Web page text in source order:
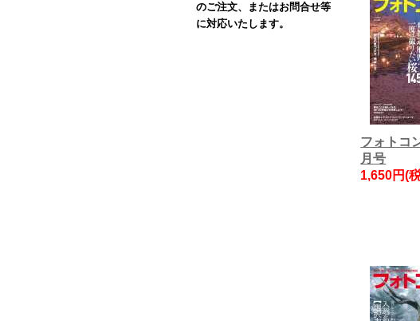
のご注文、またはお問合せ等
に対応いたします。
フォトコ
月号
1,650円(